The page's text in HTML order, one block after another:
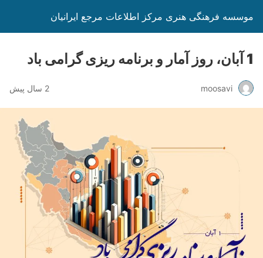
موسسه فرهنگی هنری مرکز اطلاعات مرجع ایرانیان
1 آبان، روز آمار و برنامه ریزی گرامی باد
moosavi 2 سال پیش